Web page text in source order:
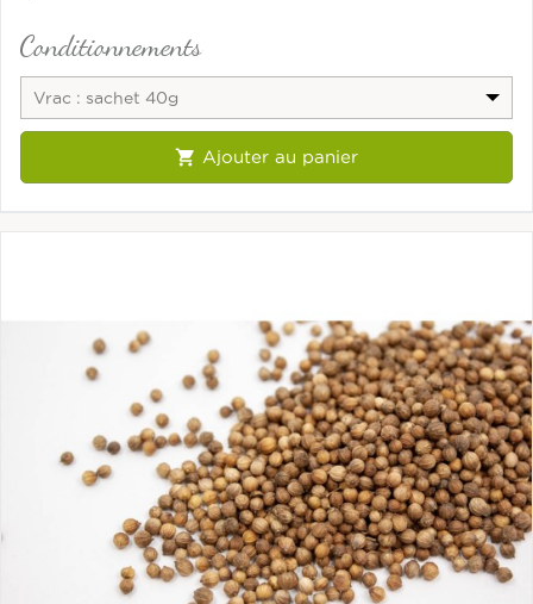
Conditionnements
Vrac : sachet 40g
 Ajouter au panier